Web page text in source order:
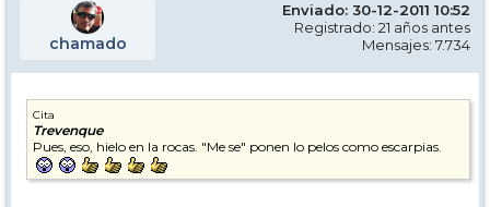
chamado
Enviado: 30-12-2011 10:52
Registrado: 21 años antes
Mensajes: 7.734
Cita
Trevenque
Pues, eso, hielo en la rocas. "Me se" ponen lo pelos como escarpias.